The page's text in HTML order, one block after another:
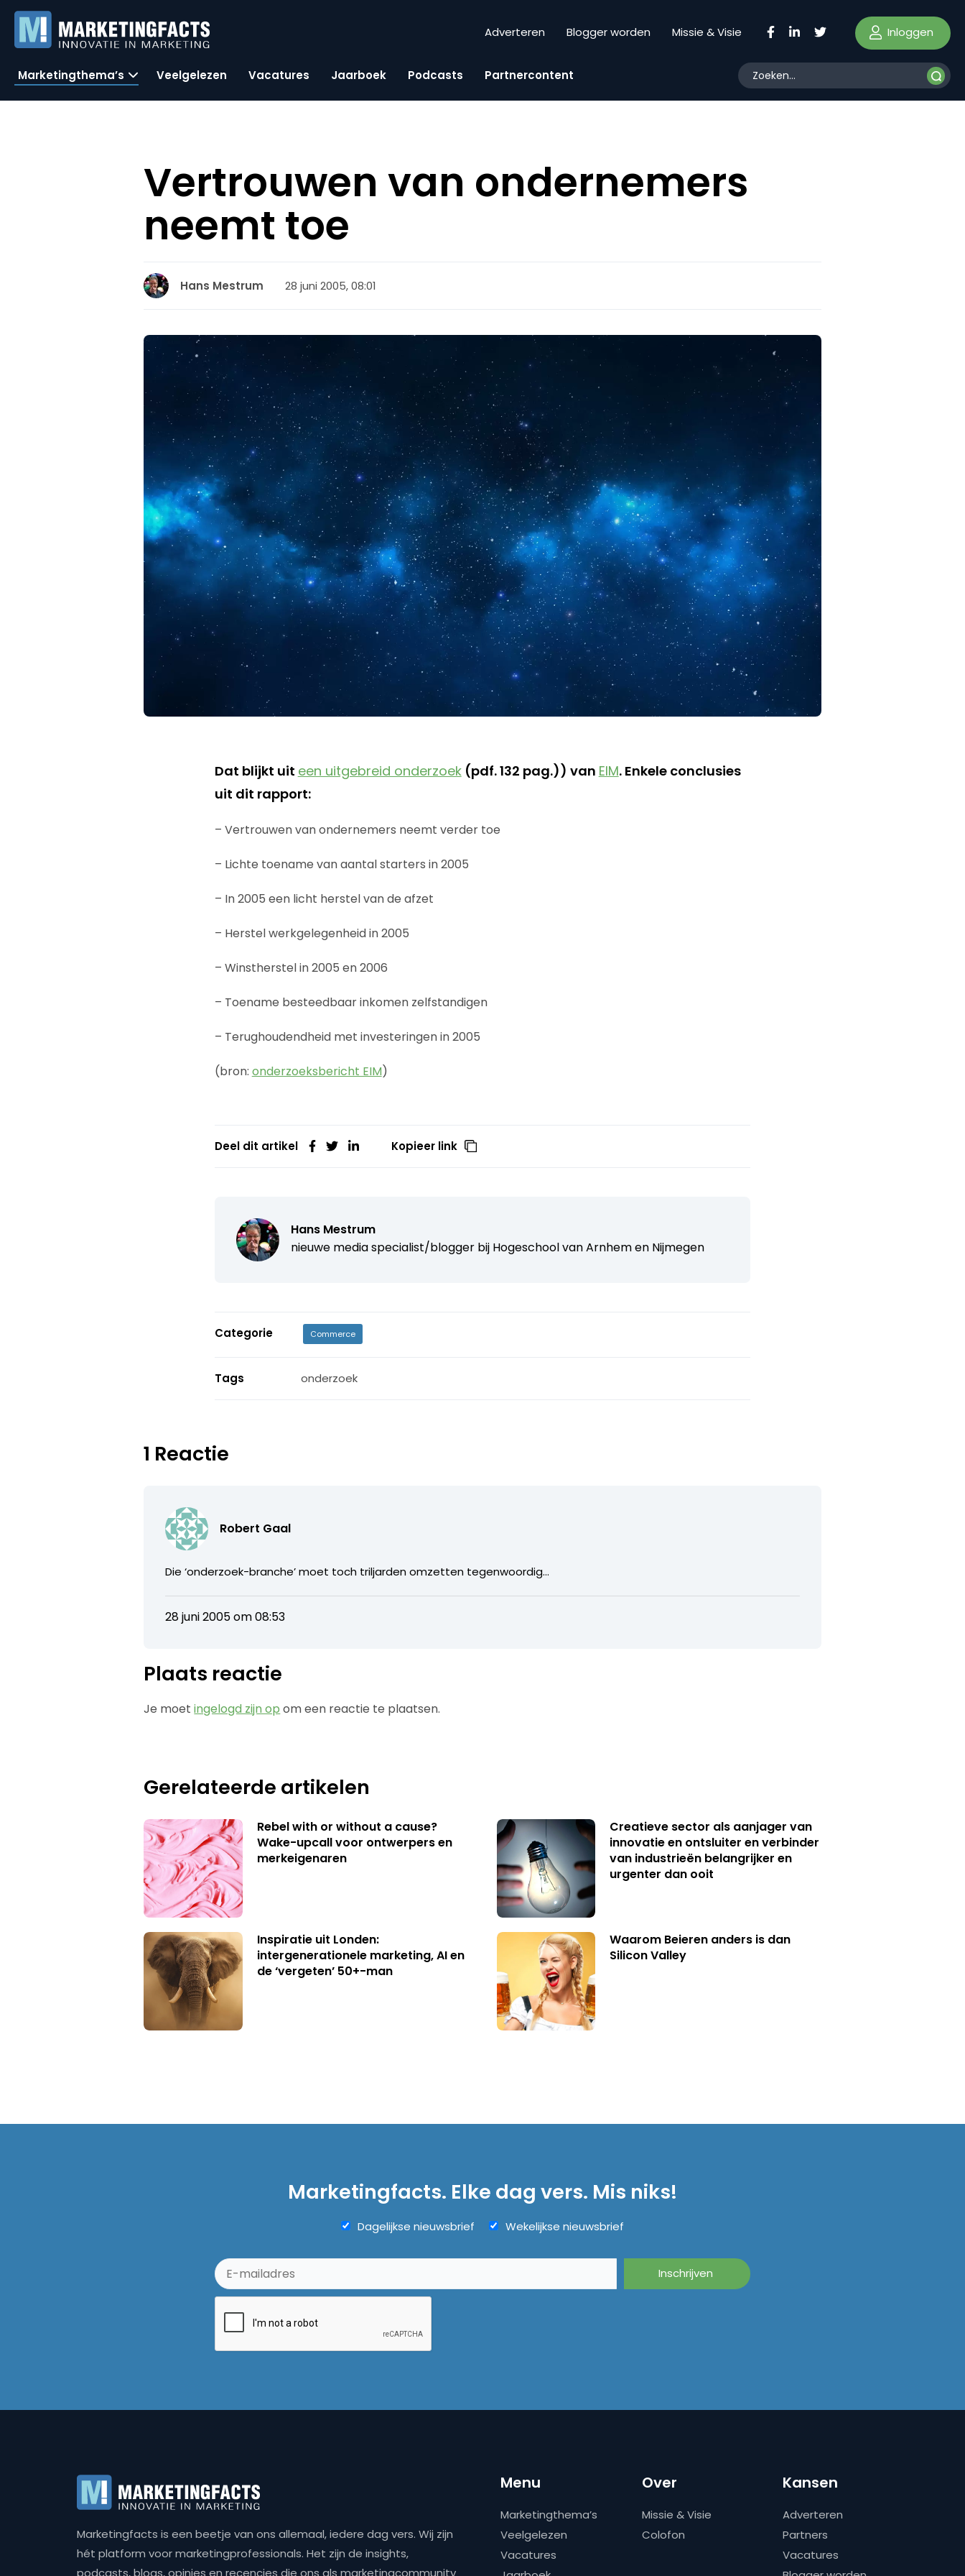
Adverteren Blogger worden Missie & Visie Inloggen
Marketingthema’s Veelgelezen Vacatures Jaarboek Podcasts Partnercontent
Vertrouwen van ondernemers
neemt toe
Hans Mestrum 28 juni 2005, 08:01
Dat blijkt uit een uitgebreid onderzoek(pdf. 132 pag.)) van EIM. Enkele conclusies
uit dit rapport:
– Vertrouwen van ondernemers neemt verder toe
– Lichte toename van aantal starters in 2005
– In 2005 een licht herstel van de afzet
– Herstel werkgelegenheid in 2005
– Winstherstel in 2005 en 2006
– Toename besteedbaar inkomen zelfstandigen
– Terughoudendheid met investeringen in 2005
(bron: onderzoeksbericht EIM)
Deel dit artikel Kopieer link
Hans Mestrum
nieuwe media specialist/blogger bij Hogeschool van Arnhem en Nijmegen
Categorie Commerce
Tags onderzoek
1 Reactie
Robert Gaal
Die ‘onderzoek-branche’ moet toch triljarden omzetten tegenwoordig…
28 juni 2005 om 08:53
Plaats reactie
Je moetingelogd zijn op om een reactie te plaatsen.
Gerelateerde artikelen
Rebel with or without a cause?
Wake-upcall voor ontwerpers en
merkeigenaren
Creatieve sector als aanjager van
innovatie en ontsluiter en verbinder
van industrieën belangrijker en
urgenter dan ooit
Inspiratie uit Londen:
intergenerationele marketing, AI en
de ‘vergeten’ 50+-man
Waarom Beieren anders is dan
Silicon Valley
Marketingfacts. Elke dag vers. Mis niks!
Dagelijkse nieuwsbrief Wekelijkse nieuwsbrief
Marketingfacts is een beetje van ons allemaal, iedere dag vers. Wij zijn
hét platform voor marketingprofessionals. Het zijn de insights,
podcasts, blogs, opinies en recencies die ons als marketingcommunity
Menu
Marketingthema’s
Veelgelezen
Vacatures
Over
Missie & Visie
Colofon
Kansen
Adverteren
Partners
Vacatures